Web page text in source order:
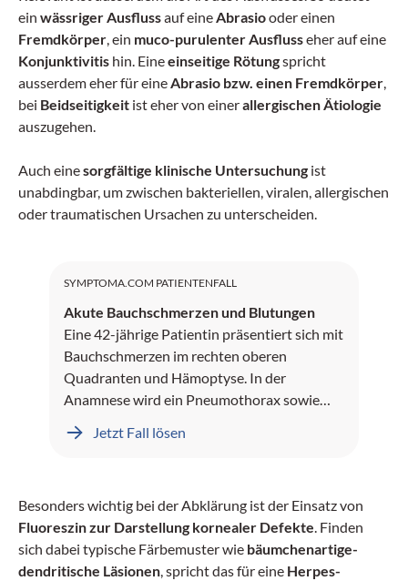
ein wässriger Ausflussauf eine Abrasiooder einen
Fremdkörper , ein muco-purulenter Ausflusseher auf eine
Konjunktivitis hin. Eineeinseitige Rötungspricht
ausserdem eher für eine Abrasio bzw. einen Fremdkörper
bei Beidseitigkeit ist eher von einerallergischen Ätiologie
auszugehen.
Auch einesorgfältige klinische Untersuchung ist
unabdingbar, um zwischen bakteriellen, viralen, allergischen
oder traumatischen Ursachen zu unterscheiden.
SYMPTOMA.COM PATIENTENFALL
Akute Bauchschmerzen und Blutungen
Eine 42-jährige Patientin präsentiert sich mit
Bauchschmerzen im rechten oberen
Quadranten und Hämoptyse. In der
Anamnese wird ein Pneumothorax sowie
Jetzt Fall lösen
Besonders wichtig bei der Abklärung ist der Einsatz von
Fluoreszin zur Darstellung kornealer Defekte . Finden
sich dabei typische Färbemuster wie bäumchenartige-
dendritische Läsionen , spricht das für eine Herpes-